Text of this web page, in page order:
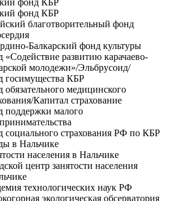
фонд КБР
благотворительный фонд
Балкарский фонд культуры
«Содействие развитию карачаево-
молодежи»/Эльбрусоид/
госимущества КБР
медицинского
Капитал страхование
поддержки малого
социального страхования РФ по КБР
в Нальчике
населения в Нальчике
центр занятости населения
технологических наук РФ
экологическая обсерватория